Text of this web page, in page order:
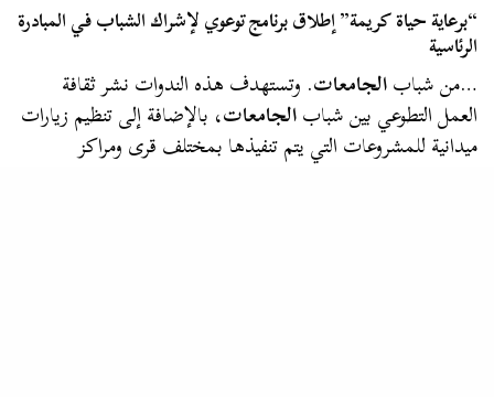
“برعاية حياة كريمة” إطلاق برنامج توعوي لإشراك الشباب في المبادرة
الرئاسية
…من شبابالجامعات. وتستهدف هذه الندوات نشر ثقافة
العمل التطوعي بين شبابالجامعات، بالإضافة إلى تنظيم زيارات
ميدانية للمشروعات التي يتم تنفيذها بمختلف قرى ومراكز
الجمهورية بجانب منحهم فرصة للتطوع…